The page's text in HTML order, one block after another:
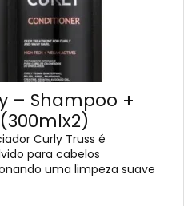
– Shampoo +
Curly Truss é
para cabelos
uma limpeza suave